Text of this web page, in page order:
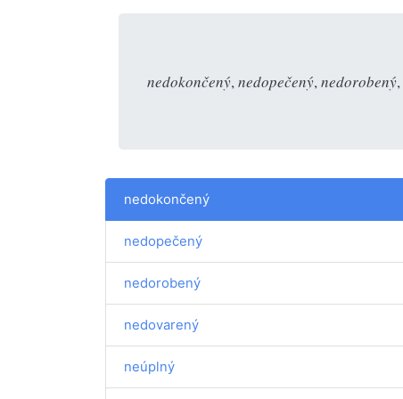
nedokončený, nedopečený, nedorobený,
nedokončený
nedopečený
nedorobený
nedovarený
neúplný